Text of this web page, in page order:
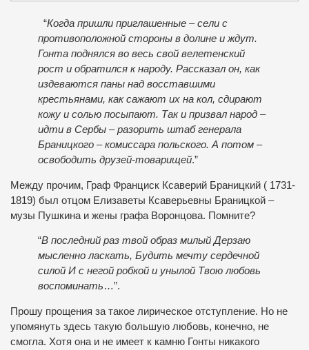
“Когда пришли приглашенные – сели с
противоположной стороны в долине и ждут.
Гонта поднялся во весь свой велетенский
рост и обратился к народу. Рассказал он, как
издеваются паны над восставшими
крестьянами, как сажают их на кол, сдирают
кожу и солью посыпают. Так и призвал народ –
идти в Сербы – разорить штаб генерала
Браницкого – комиссара польского. А потом –
освободить друзей-товарищей.”
Между прочим, Граф Франциск Ксаверий Браницкий ( 1731-
1819) был отцом Елизаветы Ксаверьевны Браницкой –
музы Пушкина и жены графа Воронцова. Помните?
“В последний раз твой образ милый Дерзаю
мысленно ласкать, Будить мечту сердечной
силой И с негой робкой и унылой Твою любовь
воспоминать…”.
Прошу прощения за такое лирическое отступление. Но не
упомянуть здесь такую большую любовь, конечно, не
смогла. Хотя она и не имеет к камню Гонты никакого